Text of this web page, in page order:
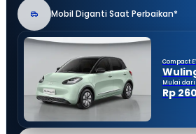
Mobil Diganti Saat Perbaikan*
Compact
Mulai dari
Rp